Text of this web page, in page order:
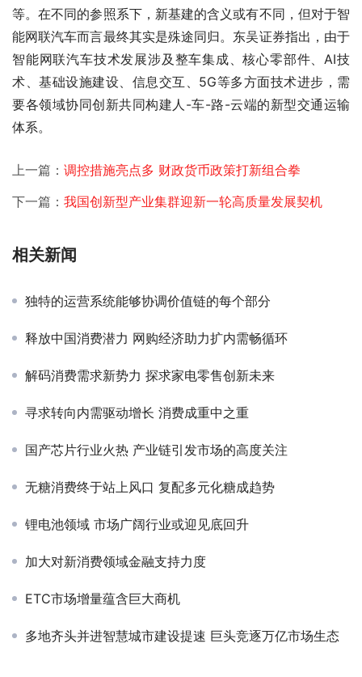
等。在不同的参照系下，新基建的含义或有不同，但对于智
能网联汽车而言最终其实是殊途同归。东吴证券指出，由于
智能网联汽车技术发展涉及整车集成、核心零部件、AI技
术、基础设施建设、信息交互、5G等多方面技术进步，需
要各领域协同创新共同构建人-车-路-云端的新型交通运输
体系。
上一篇： 调控措施亮点多 财政货币政策打新组合拳
下一篇： 我国创新型产业集群迎新一轮高质量发展契机
相关新闻
独特的运营系统能够协调价值链的每个部分
释放中国消费潜力 网购经济助力扩内需畅循环
解码消费需求新势力 探求家电零售创新未来
寻求转向内需驱动增长 消费成重中之重
国产芯片行业火热 产业链引发市场的高度关注
无糖消费终于站上风口 复配多元化糖成趋势
锂电池领域 市场广阔行业或迎见底回升
加大对新消费领域金融支持力度
ETC市场增量蕴含巨大商机
多地齐头并进智慧城市建设提速 巨头竞逐万亿市场生态